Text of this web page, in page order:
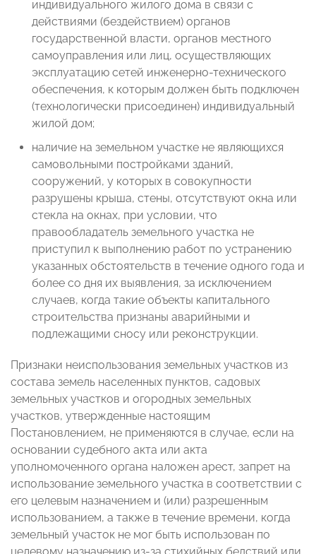
индивидуального жилого дома в связи с
действиями (бездействием) органов
государственной власти, органов местного
самоуправления или лиц, осуществляющих
эксплуатацию сетей инженерно-технического
обеспечения, к которым должен быть подключен
(технологически присоединен) индивидуальный
жилой дом;
наличие на земельном участке не являющихся
самовольными постройками зданий,
сооружений, у которых в совокупности
разрушены крыша, стены, отсутствуют окна или
стекла на окнах, при условии, что
правообладатель земельного участка не
приступил к выполнению работ по устранению
указанных обстоятельств в течение одного года и
более со дня их выявления, за исключением
случаев, когда такие объекты капитального
строительства признаны аварийными и
подлежащими сносу или реконструкции.
Признаки неиспользования земельных участков из
состава земель населенных пунктов, садовых
земельных участков и огородных земельных
участков, утвержденные настоящим
Постановлением, не применяются в случае, если на
основании судебного акта или акта
уполномоченного органа наложен арест, запрет на
использование земельного участка в соответствии с
его целевым назначением и (или) разрешенным
использованием, а также в течение времени, когда
земельный участок не мог быть использован по